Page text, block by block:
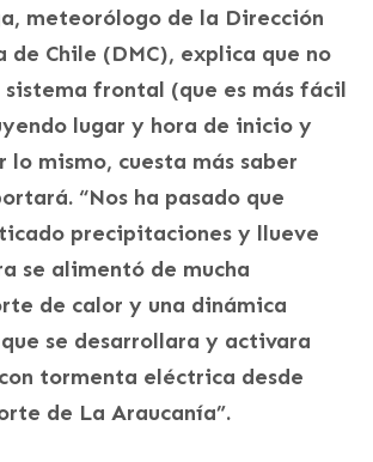
meteorólogo de la Dirección
de Chile (DMC), explica que no
frontal (que es más fácil
lugar y hora de inicio y
mismo, cuesta más saber
“Nos ha pasado que
precipitaciones y llueve
se alimentó de mucha
de calor y una dinámica
se desarrollara y activara
tormenta eléctrica desde
de La Araucanía”.